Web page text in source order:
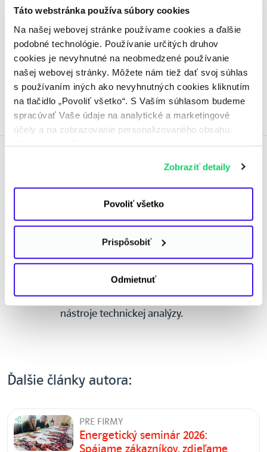
Táto webstránka používa súbory cookies
Na našej webovej stránke používame cookies a ďalšie
podobné technológie. Používanie určitých druhov
cookies je nevyhnutné na neobmedzené používanie
našej webovej stránky. Môžete nám tiež dať svoj súhlas
s používaním iných ako nevyhnutných cookies kliknutím
na tlačidlo „Povoliť všetko“. S Vaším súhlasom budeme
spracúvať Vaše údaje na analytické a marketingové
účely a na zobrazovanie personalizovaného obsahu.
najmä v USA a v iných tretích krajinách. Ďalšie
informácie nájdete v osobitných nastaveniach
Informácii o spracúvaní údajov
Zobraziť detaily
Povoliť všetko
Prispôsobiť
Odmietnuť
Poznámka: Informácie obsiahnuté v tomto článku
sa vzťahujú na podmienky poskytovania produktov
a služieb, platné ku dňu zverejnenia tohto článku.
Zaradené v téme:
Pre firmy
Martin Kopča
V energetike pracujem 10 rokov. Aktuálne sa
venujem obchodovaniu s plynom, elektrinou
a emisnými povolenkami. Pri obchodovaní
dopytovej bilancie systému, aktuálne správy
od spravodajských agentúr, ako aj rozličné
nástroje technickej analýzy.
Ďalšie články autora:
PRE FIRMY
Energetický seminár 2026:
Spájame zákazníkov, zdieľame